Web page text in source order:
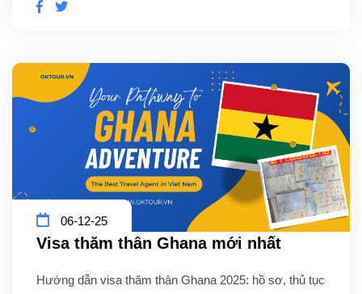
06-12-25
Visa thăm thân Ghana mới nhất
Hướng dẫn visa thăm thân Ghana 2025: hồ sơ, thủ tục